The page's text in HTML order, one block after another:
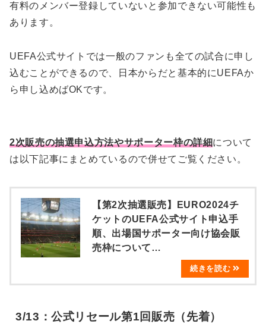
有料のメンバー登録していないと参加できない可能性も
あります。
UEFA公式サイトでは一般のファンも全ての試合に申し
込むことができるので、日本からだと基本的にUEFAか
ら申し込めばOKです。
2次販売の抽選申込方法やサポーター枠の詳細について
は以下記事にまとめているので併せてご覧ください。
【第2次抽選販売】EURO2024チ
ケットのUEFA公式サイト申込手
順、出場国サポーター向け協会販
売枠について…
3/13：公式リセール第1回販売（先着）